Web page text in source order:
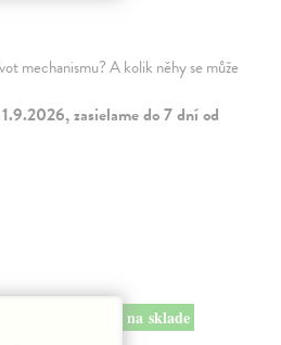
mechanismu? A kolik něhy se může
zasielame do 7 dní od
na sklade